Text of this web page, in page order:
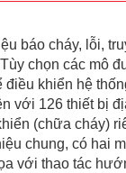
báo cháy, lỗi,
chọn các mô
khiển hệ
với 126 thiết bị
(chữa cháy)
chung, có hai
với thao tác